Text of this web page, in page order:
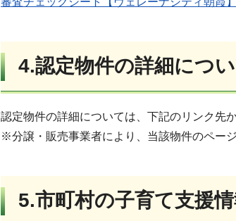
4.認定物件の詳細につ
認定物件の詳細については、下記のリンク先
※分譲・販売事業者により、当該物件のペー
5.市町村の子育て支援